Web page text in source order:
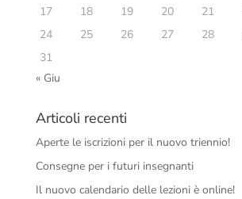
17
18 19 20 21
24
25 26 27 28
31
« Giu
Articoli recenti
Aperte le iscrizioni per il nuovo triennio!
Consegne per i futuri insegnanti
Il nuovo calendario delle lezioni è online!